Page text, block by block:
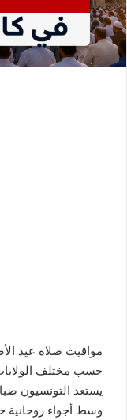
حسب مختلف
يستعد التونسيون
وسط أجواء روحانية